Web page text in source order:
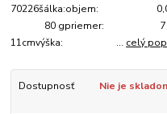
70226šálka:objem:
80 gpriemer: 7
11cmvýška: ... celý
Dostupnosť Nie je